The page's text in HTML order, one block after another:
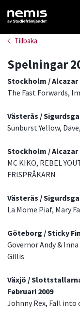
Gå till
Tillbaka
Spelningar
Stockholm / Alcazar
The Fast Forwards,
Västerås /
Sunburst Yellow,
Stockholm / Alcazar
MC KIKO, REBEL
FRISPRÅKARN
Västerås /
La Mome Piaf, Mary
Göteborg / Sticky
Governor Andy &
Gillis
Växjö /
Februari 2009
Johnny Rex, Fall into